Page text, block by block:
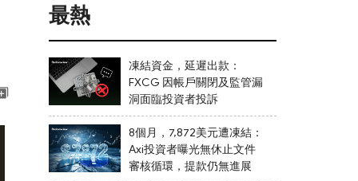
最熱
凍結資金，延遲出款：
FXCG 因帳戶關閉及監管漏
洞面臨投資者投訴
8個月，7,872美元遭凍結：
Axi投資者曝光無休止文件
審核循環，提款仍無進展